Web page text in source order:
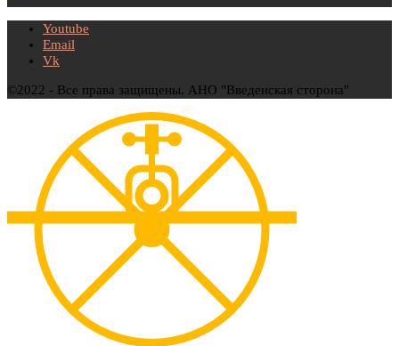
Youtube
Email
Vk
©2022 - Все права защищены. АНО "Введенская сторона"